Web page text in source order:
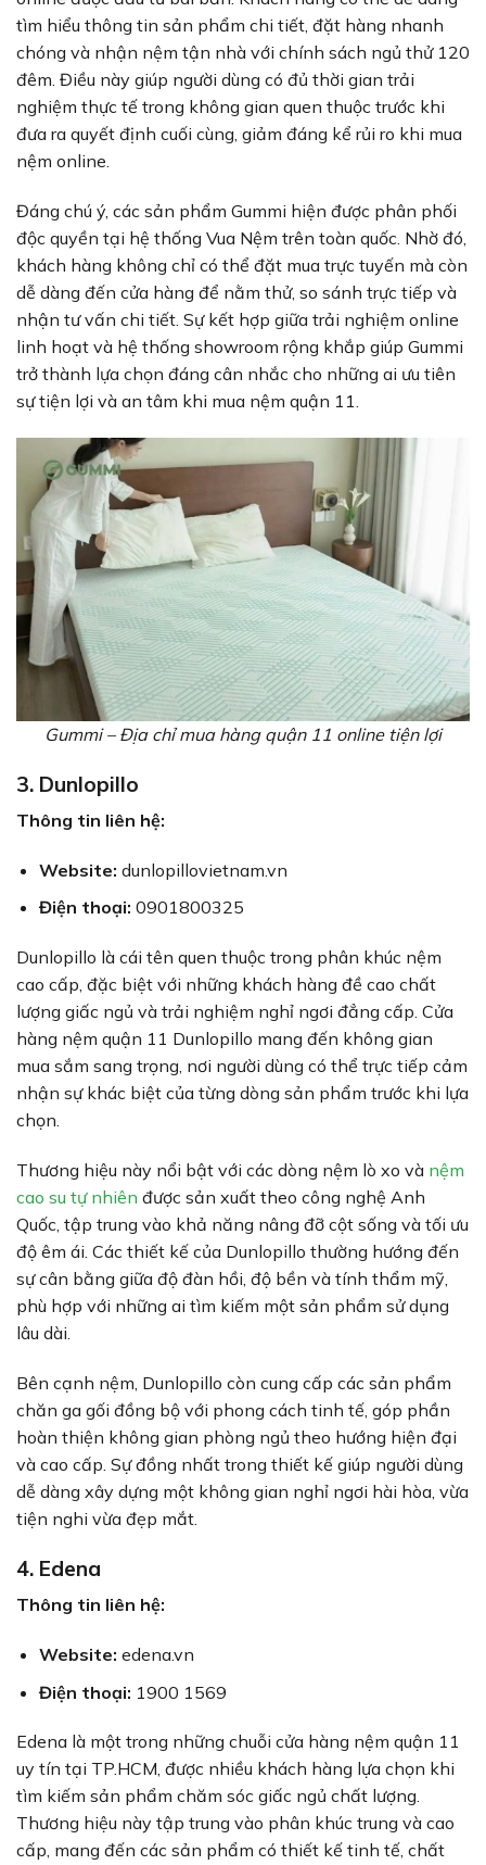
tìm hiểu thông tin sản phẩm chi tiết, đặt hàng nhanh
chóng và nhận nệm tận nhà với chính sách ngủ thử 120
đêm. Điều này giúp người dùng có đủ thời gian trải
nghiệm thực tế trong không gian quen thuộc trước khi
đưa ra quyết định cuối cùng, giảm đáng kể rủi ro khi mua
nệm online.
Đáng chú ý, các sản phẩm Gummi hiện được phân phối
độc quyền tại hệ thống Vua Nệm trên toàn quốc. Nhờ đó,
khách hàng không chỉ có thể đặt mua trực tuyến mà còn
dễ dàng đến cửa hàng để nằm thử, so sánh trực tiếp và
nhận tư vấn chi tiết. Sự kết hợp giữa trải nghiệm online
linh hoạt và hệ thống showroom rộng khắp giúp Gummi
trở thành lựa chọn đáng cân nhắc cho những ai ưu tiên
sự tiện lợi và an tâm khi mua nệm quận 11.
Gummi – Địa chỉ mua hàng quận 11 online tiện lợi
3. Dunlopillo
Thông tin liên hệ:
Website: dunlopillovietnam.vn
Điện thoại: 0901800325
Dunlopillo là cái tên quen thuộc trong phân khúc nệm
cao cấp, đặc biệt với những khách hàng đề cao chất
lượng giấc ngủ và trải nghiệm nghỉ ngơi đẳng cấp. Cửa
hàng nệm quận 11 Dunlopillo mang đến không gian
mua sắm sang trọng, nơi người dùng có thể trực tiếp cảm
nhận sự khác biệt của từng dòng sản phẩm trước khi lựa
chọn.
Thương hiệu này nổi bật với các dòng nệm lò xo và nệm
cao su tự nhiên được sản xuất theo công nghệ Anh
Quốc, tập trung vào khả năng nâng đỡ cột sống và tối ưu
độ êm ái. Các thiết kế của Dunlopillo thường hướng đến
sự cân bằng giữa độ đàn hồi, độ bền và tính thẩm mỹ,
phù hợp với những ai tìm kiếm một sản phẩm sử dụng
lâu dài.
Bên cạnh nệm, Dunlopillo còn cung cấp các sản phẩm
chăn ga gối đồng bộ với phong cách tinh tế, góp phần
hoàn thiện không gian phòng ngủ theo hướng hiện đại
và cao cấp. Sự đồng nhất trong thiết kế giúp người dùng
dễ dàng xây dựng một không gian nghỉ ngơi hài hòa, vừa
tiện nghi vừa đẹp mắt.
4. Edena
Thông tin liên hệ:
Website: edena.vn
Điện thoại: 1900 1569
Edena là một trong những chuỗi cửa hàng nệm quận 11
uy tín tại TP.HCM, được nhiều khách hàng lựa chọn khi
tìm kiếm sản phẩm chăm sóc giấc ngủ chất lượng.
Thương hiệu này tập trung vào phân khúc trung và cao
cấp, mang đến các sản phẩm có thiết kế tinh tế, chất